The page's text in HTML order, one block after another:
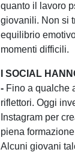
quanto il lavoro
giovanili. Non si
equilibrio
momenti difficili.
I SOCIAL
- Fino a qualche
riflettori. Oggi
Instagram per
piena
Alcuni giovani